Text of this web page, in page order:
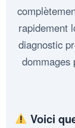
rapidement
diagnostic
Voici